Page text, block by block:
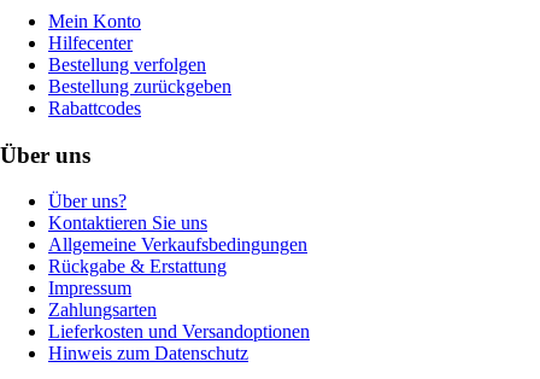
Mein Konto
Hilfecenter
Bestellung verfolgen
Bestellung zurückgeben
Rabattcodes
Über uns
Über uns?
Kontaktieren Sie uns
Allgemeine Verkaufsbedingungen
Rückgabe & Erstattung
Impressum
Zahlungsarten
Lieferkosten und Versandoptionen
Hinweis zum Datenschutz